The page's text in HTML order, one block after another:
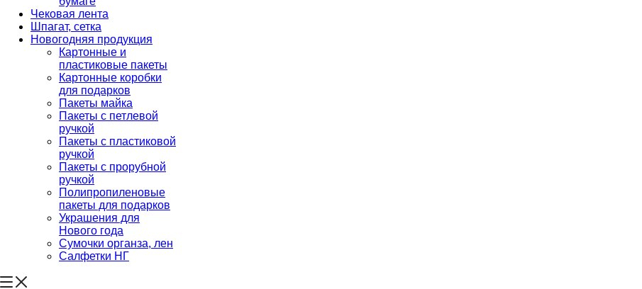
Чековая лента
Шпагат, сетка
Новогодняя продукция
Картонные и
пластиковые пакеты
Картонные коробки
для подарков
Пакеты майка
Пакеты с петлевой
ручкой
Пакеты с пластиковой
ручкой
Пакеты с прорубной
ручкой
Полипропиленовые
пакеты для подарков
Украшения для
Нового года
Сумочки органза, лен
Салфетки НГ